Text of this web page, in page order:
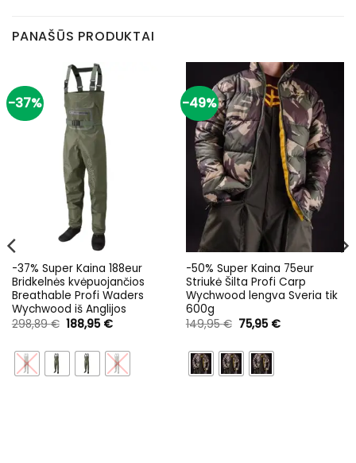
PANAŠŪS PRODUKTAI
-37%
-37% Super Kaina 188eur
Bridkelnės kvėpuojančios
Breathable Profi Waders
Wychwood iš Anglijos
298,89€ Original
price
298,89 €.
188,95 €Current
188,95 €.
-49%
-50% Super Kaina 75eur
Striukė Šilta Profi Carp
Wychwood lengva Sveria tik
600g
149,95€ Original
price
149,95 €.
75,95 €Current